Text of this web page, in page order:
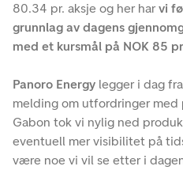
80.34 pr. aksje og her har vi
grunnlag av dagens
med et kursmål på NOK 85
Panoro Energy legger i dag
melding om utfordringer
Gabon tok vi nylig ned
eventuell mer visibilitet på
være noe vi vil se etter i